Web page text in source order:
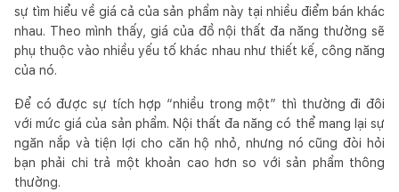
sự tìm hiểu về giá cả của sản phẩm này tại nhiều điểm bán khác
nhau. Theo mình thấy, giá của đồ nội thất đa năng thường sẽ
phụ thuộc vào nhiều yếu tố khác nhau như thiết kế, công năng
của nó.
Để có được sự tích hợp “nhiều trong một” thì thường đi đôi
với mức giá của sản phẩm. Nội thất đa năng có thể mang lại sự
ngăn nắp và tiện lợi cho căn hộ nhỏ, nhưng nó cũng đòi hỏi
bạn phải chi trả một khoản cao hơn so với sản phẩm thông
thường.